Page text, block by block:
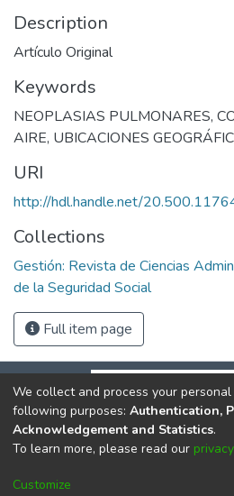
Description
Artículo Original
Keywords
NEOPLASIAS PULMONARES,
AIRE, UBICACIONES
URI
http://hdl.handle.net/
Collections
Gestión: Revista de Ciencias
de la Seguridad Social
Full item page
DSpace softwarecopyright ©
Cookie
We collect and process your
following purposes: Authentication,
Acknowledgement and Statistics.
To learn more, please read our
Customize